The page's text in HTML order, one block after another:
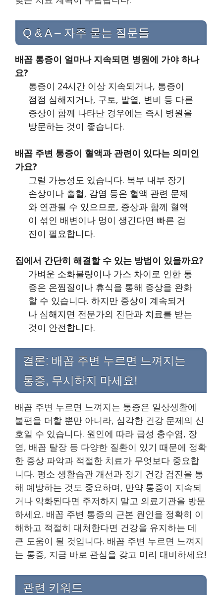
Q & A – 자주 묻는 질문들
배꼽 통증이 얼마나 지속되면 병원에 가야 하나
요?
통증이 24시간 이상 지속되거나, 통증이
점점 심해지거나, 구토, 발열, 변비 등 다른
증상이 함께 나타난 경우에는 즉시 병원을
방문하는 것이 좋습니다.
배꼽 주변 통증이 혈액과 관련이 있다는 의미인
가요?
그럴 가능성도 있습니다. 복부 내부 장기
손상이나 출혈, 감염 등은 혈액 관련 문제
와 연관될 수 있으므로, 증상과 함께 혈액
이 섞인 배변이나 멍이 생긴다면 빠른 검
진이 필요합니다.
집에서 간단히 해결할 수 있는 방법이 있을까요?
가벼운 소화불량이나 가스 차이로 인한 통
증은 온찜질이나 휴식을 통해 증상을 완화
할 수 있습니다. 하지만 증상이 계속되거
나 심해지면 전문가의 진단과 치료를 받는
것이 안전합니다.
결론: 배꼽 주변 누르면 느껴지는
통증, 무시하지 마세요!
배꼽 주변 누르면 느껴지는 통증은 일상생활에
불편을 더할 뿐만 아니라, 심각한 건강 문제의 신
호일 수 있습니다. 원인에 따라 급성 충수염, 장
염, 배꼽 탈장 등 다양한 질환이 있기 때문에 정확
한 증상 파악과 적절한 치료가 무엇보다 중요합
니다. 평소 생활습관 개선과 정기 건강 검진을 통
해 예방하는 것도 중요하며, 만약 통증이 지속되
거나 악화된다면 주저하지 말고 의료기관을 방문
하세요. 배꼽 주변 통증의 근본 원인을 정확히 이
해하고 적절히 대처한다면 건강을 유지하는 데
큰 도움이 될 것입니다. 배꼽 주변 누르면 느껴지
는 통증, 지금 바로 관심을 갖고 미리 대비하세요!
관련 키워드